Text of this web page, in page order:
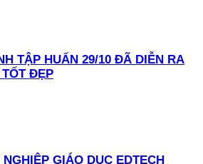
TẬP HUẤN 29/10 ĐÃ DIỄN RA
ĐẸP
GIÁO DỤC EDTECH